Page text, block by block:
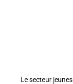
Le secteur